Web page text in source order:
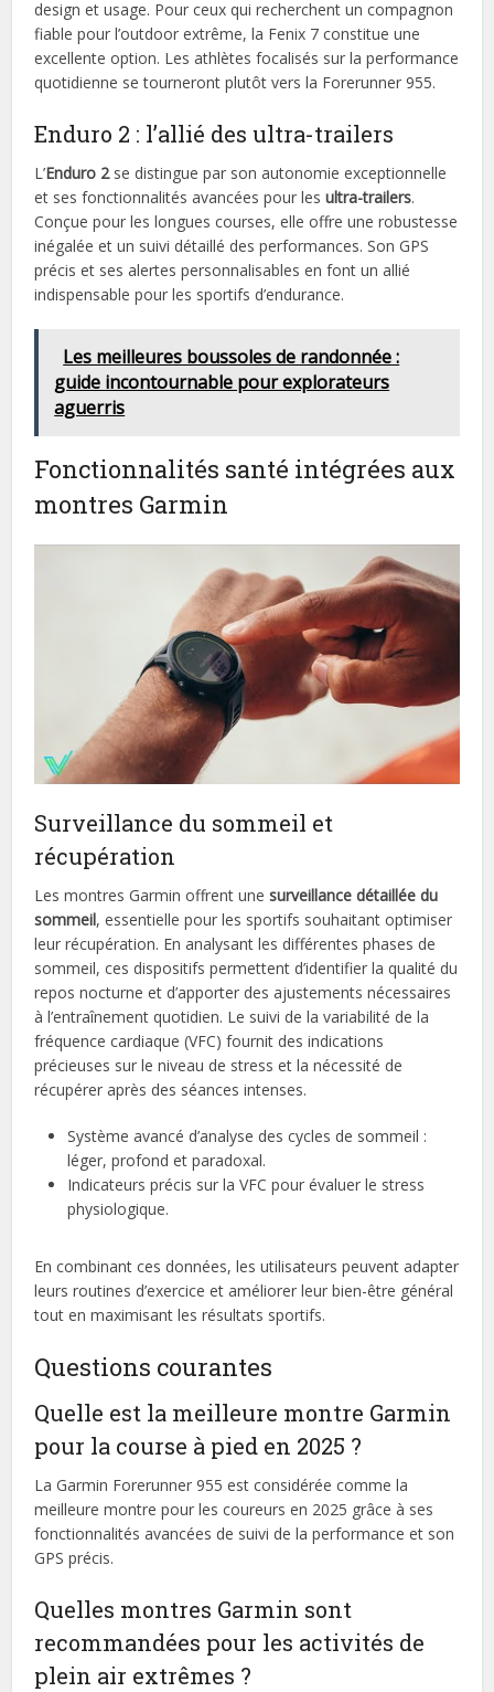
design et usage. Pour ceux qui recherchent un compagnon
fiable pour l’outdoor extrême, la Fenix 7 constitue une
excellente option. Les athlètes focalisés sur la performance
quotidienne se tourneront plutôt vers la Forerunner 955.
Enduro 2 : l’allié des ultra-trailers
L’Enduro 2se distingue par son autonomie exceptionnelle
et ses fonctionnalités avancées pour lesultra-trailers.
Conçue pour les longues courses, elle offre une robustesse
inégalée et un suivi détaillé des performances. Son GPS
précis et ses alertes personnalisables en font un allié
indispensable pour les sportifs d’endurance.
Les meilleures boussoles de randonnée :
guide incontournable pour explorateurs
aguerris
Fonctionnalités santé intégrées aux
montres Garmin
Surveillance du sommeil et
récupération
Les montres Garmin offrent unesurveillance détaillée du
sommeil, essentielle pour les sportifs souhaitant optimiser
leur récupération. En analysant les différentes phases de
sommeil, ces dispositifs permettent d’identifier la qualité du
repos nocturne et d’apporter des ajustements nécessaires
à l’entraînement quotidien. Le suivi de la variabilité de la
fréquence cardiaque (VFC) fournit des indications
précieuses sur le niveau de stress et la nécessité de
récupérer après des séances intenses.
Système avancé d’analyse des cycles de sommeil :
léger, profond et paradoxal.
Indicateurs précis sur la VFC pour évaluer le stress
physiologique.
En combinant ces données, les utilisateurs peuvent adapter
leurs routines d’exercice et améliorer leur bien-être général
tout en maximisant les résultats sportifs.
Questions courantes
Quelle est la meilleure montre Garmin
pour la course à pied en 2025 ?
La Garmin Forerunner 955 est considérée comme la
meilleure montre pour les coureurs en 2025 grâce à ses
fonctionnalités avancées de suivi de la performance et son
GPS précis.
Quelles montres Garmin sont
recommandées pour les activités de
plein air extrêmes ?